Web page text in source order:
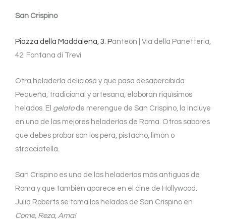
San Crispino
Piazza della Maddalena, 3. Panteón | Via della Panetteria,
42. Fontana di Trevi
Otra heladería deliciosa y que pasa desapercibida.
Pequeña, tradicional y artesana, elaboran riquísimos
helados. El gelato de merengue de San Crispino, la incluye
en una de las mejores heladerías de Roma. Otros sabores
que debes probar son los pera, pistacho, limón o
stracciatella.
San Crispino es una de las heladerías más antiguas de
Roma y que también aparece en el cine de Hollywood.
Julia Roberts se toma los helados de San Crispino en
Come, Reza, Ama!